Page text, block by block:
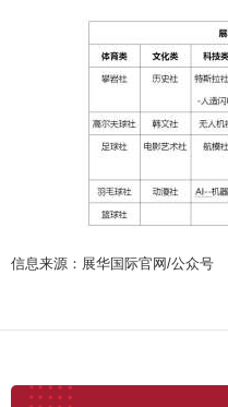
信息来源：展华国际官网/公众号